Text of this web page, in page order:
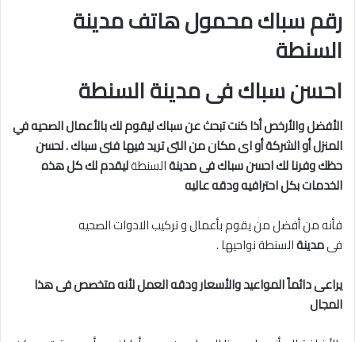
رقم سباك محمول هاتف مدينة
السنطة
احسن سباك فى مدينة السنطة
الأفضل والأرخص أذا كنت تبحث عن سباك ليقوم لك بالأعمال الصحيه في
المنزل أو الشركة أو اى مكان من التى تريد فيها فنى سباك . لحسن
حظك وفرنا لك احسن سباك فى مدينةالسنطةليقدم لك كل هذه
الخدمات بكل احترافيه ودقه عاليه
فأنه من أفضل من يقوم بأعمال و تركيب الادوات الصحيه
فىمدينةالسنطة نواحيها .
يراعى دائماً المواعيد والأسعار ودقه العمل لأنه متخصص فى هذا
المجال